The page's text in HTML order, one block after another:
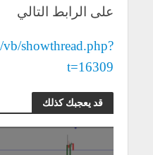
على الرابط التالي
showthread.php?
t=16309
قد يعجبك كذلك